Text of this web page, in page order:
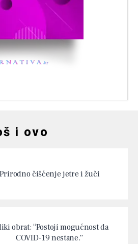
i ovo
Prirodno čišćenje jetre i žuči
obrat: “Postoji mogućnost da
COVID-19 nestane.”